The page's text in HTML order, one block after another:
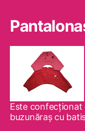
Este confecţionat
buzunăraş cu